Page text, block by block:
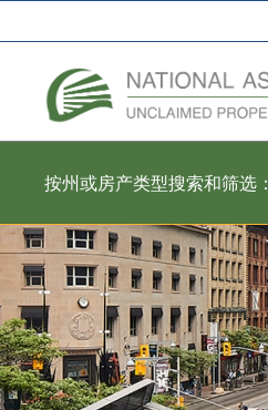
按州或房产类型搜索和筛选：